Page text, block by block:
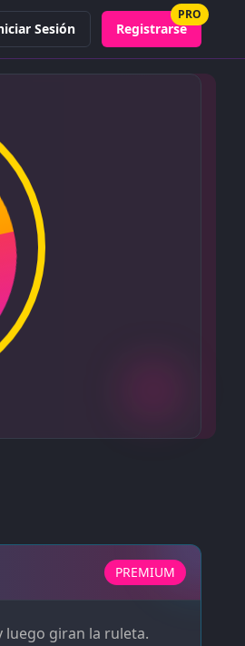
Sesión Registrarse
PRO
PREMIUM
luego giran la ruleta.